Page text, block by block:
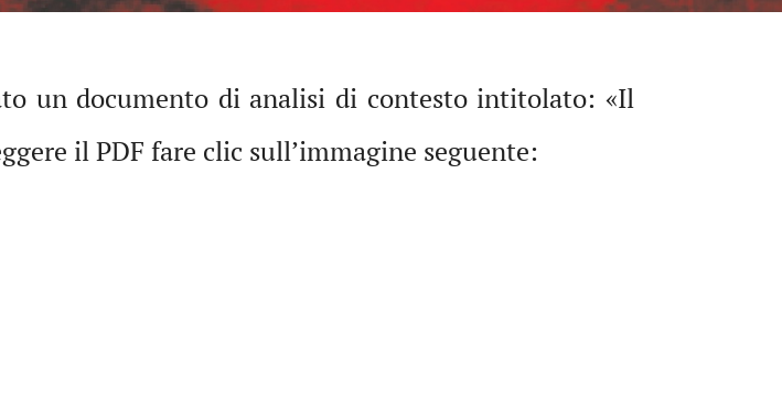
un documento di analisi di contesto intitolato: «Il
il PDF fare clic sull’immagine seguente: